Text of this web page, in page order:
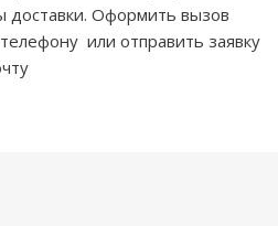
доставки. Оформить вызов
или отправить заявку